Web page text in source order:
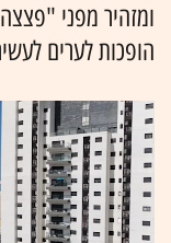
ומזהיר מפני
הופכות לערים